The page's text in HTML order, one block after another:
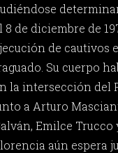
8 de diciembre de
de cautivos
Su cuerpo
la intersección del
a Arturo
Emilce Trucco
aún espera